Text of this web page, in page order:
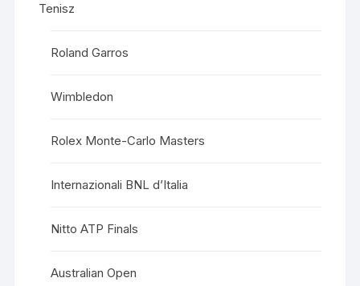
Tenisz
Roland Garros
Wimbledon
Rolex Monte-Carlo Masters
Internazionali BNL d’Italia
Nitto ATP Finals
Australian Open